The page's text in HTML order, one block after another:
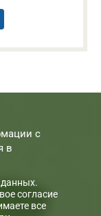
с
в
согласие
все